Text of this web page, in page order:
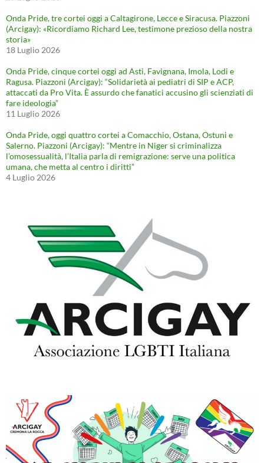
Onda Pride, tre cortei oggi a Caltagirone, Lecce e Siracusa. Piazzoni
(Arcigay): «Ricordiamo Richard Lee, testimone prezioso della nostra
storia»
18 Luglio 2026
Onda Pride, cinque cortei oggi ad Asti, Favignana, Imola, Lodi e
Ragusa. Piazzoni (Arcigay): “Solidarietà ai pediatri di SIP e ACP,
attaccati da Pro Vita. È assurdo che fanatici accusino gli scienziati di
fare ideologia”
11 Luglio 2026
Onda Pride, oggi quattro cortei a Comacchio, Ostana, Ostuni e
Salerno. Piazzoni (Arcigay): “Mentre in Niger si criminalizza
l’omosessualità, l’Italia parla di remigrazione: serve una politica
umana, che metta al centro i diritti”
4 Luglio 2026